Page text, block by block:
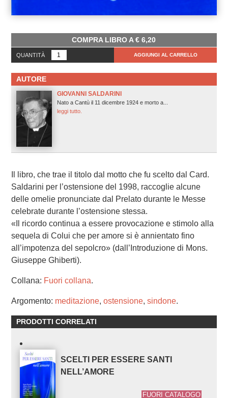
COMPRA LIBRO A€ 6,20
QUANTITÀ AGGIUNGI AL CARRELLO
AUTORE
GIOVANNI SALDARINI
Nato a Cantù il 11 dicembre 1924 e morto a...
leggi tutto.
Il libro, che trae il titolo dal motto che fu scelto dal Card.
Saldarini per l’ostensione del 1998, raccoglie alcune
delle omelie pronunciate dal Prelato durante le Messe
celebrate durante l’ostensione stessa.
«Il ricordo continua a essere provocazione e stimolo alla
sequela di Colui che per amore si è annientato fino
all’impotenza del sepolcro» (dall’Introduzione di Mons.
Giuseppe Ghiberti).
Collana: Fuori collana.
Argomento: meditazione, ostensione, sindone.
PRODOTTI CORRELATI
SCELTI PER ESSERE SANTI
NELL’AMORE
FUORI CATALOGO